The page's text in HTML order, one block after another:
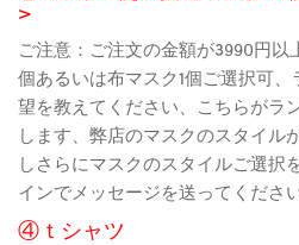
>
ご注意：ご注文の金額が3990円以
個あるいは布マスク1個ご選択可
望を教えてください、こちらがラ
します、弊店のマスクのスタイル
しさらにマスクのスタイルご選択
インでメッセージを送ってくださ
④ｔシャツ